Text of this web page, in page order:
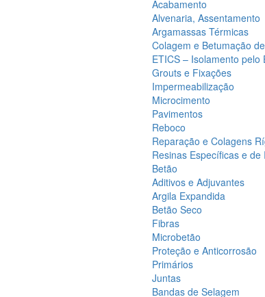
Acabamento
Alvenaria, Assentamento
Argamassas Térmicas
Colagem e Betumação
ETICS – Isolamento pelo
Grouts e Fixações
Impermeabilização
Microcimento
Pavimentos
Reboco
Reparação e Colagens
Resinas Específicas e de
Betão
Aditivos e Adjuvantes
Argila Expandida
Betão Seco
Fibras
Microbetão
Proteção e Anticorrosão
Primários
Juntas
Bandas de Selagem